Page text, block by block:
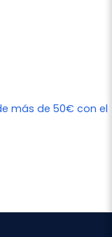
más de 50€ con el